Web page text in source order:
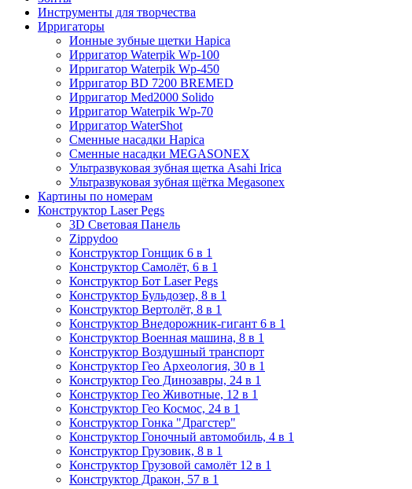
Инструменты для творчества
Ирригаторы
Ионные зубные щетки Hapica
Ирригатор Waterpik Wp-100
Ирригатор Waterpik Wp-450
Ирригатор BD 7200 BREMED
Ирригатор Med2000 Solido
Ирригатор Waterpik Wp-70
Ирригатор WaterShot
Сменные насадки Hapica
Сменные насадки MEGASONEX
Ультразвуковая зубная щетка Asahi Irica
Ультразвуковая зубная щётка Megasonex
Картины по номерам
Конструктор Laser Pegs
3D Световая Панель
Zippydoo
Конструктор Гонщик 6 в 1
Конструктор Cамолёт, 6 в 1
Конструктор Бот Laser Pegs
Конструктор Бульдозер, 8 в 1
Конструктор Вертолёт, 8 в 1
Конструктор Внедорожник-гигант 6 в 1
Конструктор Военная машина, 8 в 1
Конструктор Воздушный транспорт
Конструктор Гео Археология, 30 в 1
Конструктор Гео Динозавры, 24 в 1
Конструктор Гео Животные, 12 в 1
Конструктор Гео Космос, 24 в 1
Конструктор Гонка "Драгстер"
Конструктор Гоночный автомобиль, 4 в 1
Конструктор Грузовик, 8 в 1
Конструктор Грузовой самолёт 12 в 1
Конструктор Дракон, 57 в 1